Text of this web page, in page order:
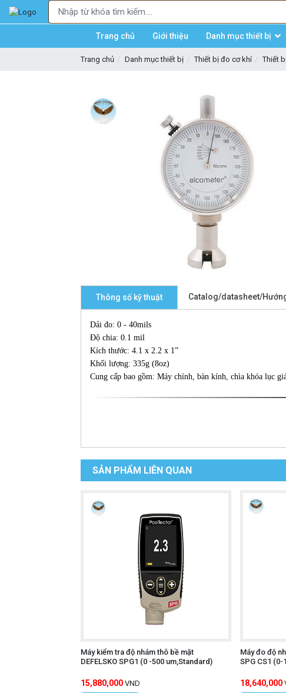
Trang chủ Giới thiệu Danh mục thiết bị
Trang chủ Danh mục thiết bị Thiết bị đo cơ khí Thiết
Thông số kỹ thuật Catalog/datasheet/
Dải đo: 0 - 40mils
Độ chia: 0.1 mil
Kích thước: 4.1 x 2.2 x 1”
Khối lượng: 335g (8oz)
Cung cấp bao gồm: Máy chính, bàn kính, chìa khóa lục
SẢN PHẨM LIÊN QUAN
Máy kiểm tra độ nhám thô bề mặt
DEFELSKO SPG1 (0 -500 um,Standard)
15,880,000 VND
Máy đo độ
SPG CS1
18,640,000